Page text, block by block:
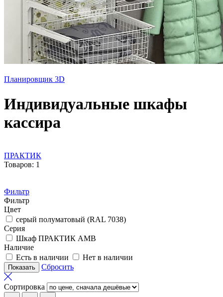
Планировщик 3D
Индивидуальные шкафы
кассира
ПРАКТИК
Товаров: 1
Фильтр
Фильтр
Цвет
серый полуматовый (RAL 7038)
Серия
Шкаф ПРАКТИК AMB
Наличие
Есть в наличии
Нет в наличии
Сбросить
Сортировка